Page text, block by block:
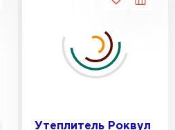
Утеплитель Роквул